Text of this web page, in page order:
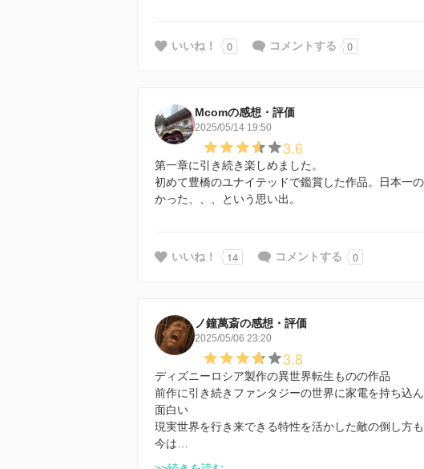
いいね！ 0 コメントする 0
Mcomの感想・評価
2025/05/14 19:50
3.6
第一章に引き続き楽しめました。
初めて豊橋のユナイテッドで鑑賞した作品。日本一
かった、、、という思い出。
いいね！ 14 コメントする 0
ノ鐘萬斎の感想・評価
2025/05/06 23:20
3.8
ディズニーロシア製作の異世界転生ものの作品
前作に引き続きファンタジーの世界に家電を持ち込
面白い
現実世界を行き来できる特性を活かした敵の倒し方
今は…